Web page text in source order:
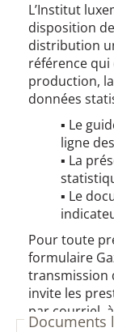
L’Institut
disposition
distribution
référence
production,
données
▪ Le
ligne
▪ La
▪ Le
Pour toute
formulaire
transmission
invite les
par courriel,
Documents